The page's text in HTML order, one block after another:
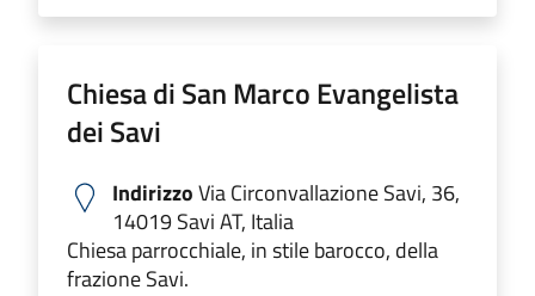
Chiesa di San Marco Evangelista
dei Savi
IndirizzoVia Circonvallazione Savi, 36,
14019 Savi AT, Italia
Chiesa parrocchiale, in stile barocco, della
frazione Savi.